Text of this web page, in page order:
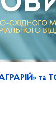
та